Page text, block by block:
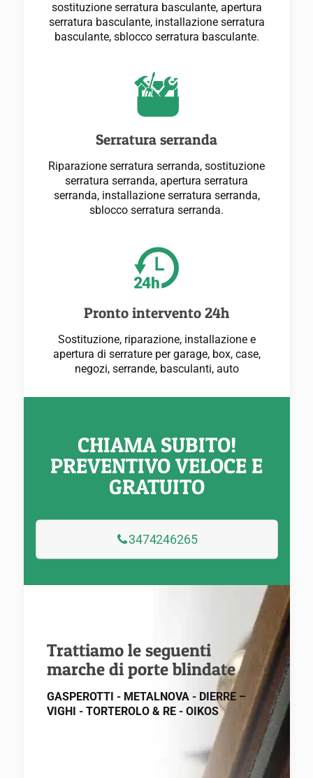
sostituzione serratura basculante, apertura
serratura basculante, installazione serratura
basculante, sblocco serratura basculante.
Serratura serranda
Riparazione serratura serranda, sostituzione
serratura serranda, apertura serratura
serranda, installazione serratura serranda,
sblocco serratura serranda.
Pronto intervento 24h
Sostituzione, riparazione, installazione e
apertura di serrature per garage, box, case,
negozi, serrande, basculanti, auto
CHIAMA SUBITO!
PREVENTIVO VELOCE E
GRATUITO
3474246265
Trattiamo le seguenti
marche di porte blindate
GASPEROTTI - METALNOVA - DIERRE –
VIGHI - TORTEROLO & RE - OIKOS